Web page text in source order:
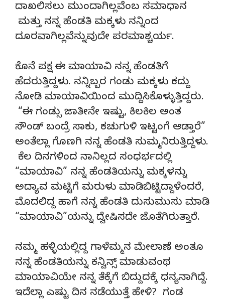
ದಾಖಲಿಸಲು ಮುಂದಾಗಿಲ್ಲವೆಂಬ ಸಮಾಧಾನ
ಮತ್ತು ನನ್ನ ಹೆಂಡತಿ ಮಕ್ಕಳು ನನ್ನಿಂದ
ದೂರವಾಗಿಲ್ಲವೆನ್ನುವುದೇ ಪರಮಾಶ್ಚರ್ಯ.
ಕೊನೆ ಪಕ್ಷ ಈ ಮಾಯಾವಿ ನನ್ನ ಹೆಂಡತಿಗೆ
ಹೆದರುತ್ತಿದ್ದಳು. ನನ್ನಿಬ್ಬರ ಗಂಡು ಮಕ್ಕಳು ಕದ್ದು
ನೋಡಿ ಮಾಯಾವಿಯಿಂದ ಮುದ್ದಿಸಿಕೊಳ್ಳುತ್ತಿದ್ದರು.
“ಈ ಗಂಡ್ಸು ಜಾತೀನೇ ಇಷ್ಟು, ಕಿಲಕಿಲ ಅಂತ
ಸೌಂಡ್ ಬಂದ್ರೆ ಸಾಕು, ಕಚುಗುಳಿ ಇಟ್ಟಂಗೆ ಆಡ್ತಾರೆ”
ಅಂತೆಲ್ಲಾ ಗೊಣಗಿ ನನ್ನ ಹೆಂಡತಿ ಸುಮ್ಮನಿರುತ್ತಿದ್ದಳು.
ಕೆಲ ದಿನಗಳಿಂದ ನಾನಿಲ್ಲದ ಸಂಧರ್ಭದಲ್ಲಿ
“ಮಾಯಾವಿ” ನನ್ನ ಹೆಂಡತಿಯನ್ನು ಮಕ್ಕಳನ್ನು
ಅದ್ಯಾವ ಮಟ್ಟಿಗೆ ಮರುಳು ಮಾಡಿಬಿಟ್ಟಿದ್ದಾಳೆಂದರೆ,
ಮೊದಲಿದ್ದ ಹಾಗೆ ನನ್ನ ಹೆಂಡತಿ ದುಸುಮುಸು ಮಾಡಿ
“ಮಾಯಾವಿ”ಯನ್ನು ದ್ವೇಷಿಸದೇ ಜೊತೆಗಿರುತ್ತಾರೆ.
ನಮ್ಮ ಹಳ್ಳಿಯಲ್ಲಿದ್ದ ಗಾಳೆಮ್ಮನ ಮೇಲಾಣೆ ಅಂತೂ
ನನ್ನ ಹೆಂಡತಿಯನ್ನು ಕನ್ವಿನ್ಸ್ ಮಾಡುವಂಥ
ಮಾಯಾವಿಯೇ ನನ್ನ ತೆಕ್ಕೆಗೆ ಬಿದ್ದುದಕ್ಕೆ ಧನ್ಯನಾಗಿದ್ದೆ.
ಇದೆಲ್ಲಾ ಎಷ್ಟು ದಿನ ನಡೆಯುತ್ತೆ ಹೇಳಿ? ಗಂಡ